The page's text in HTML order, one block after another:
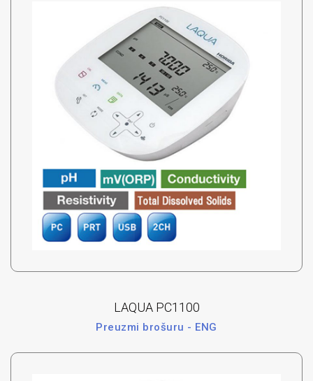
LAQUA PC1100
Preuzmi brošuru - ENG